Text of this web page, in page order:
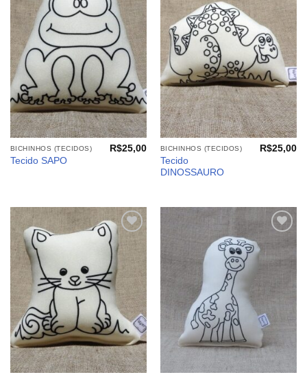
Adicionar
aos
meus
desejos
BICHINHOS (TECIDOS)
Tecido SAPO
R$25,00
meus
desejos
BICHINHOS (TECIDOS)
Tecido
DINOSSAURO
R$25,00
Adicionar
aos
meus
desejos
Adicionar
aos
meus